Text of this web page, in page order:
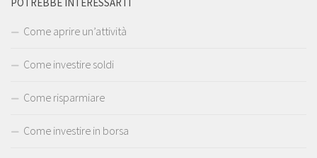
Come aprire un’attività
Come investire soldi
Come risparmiare
Come investire in borsa